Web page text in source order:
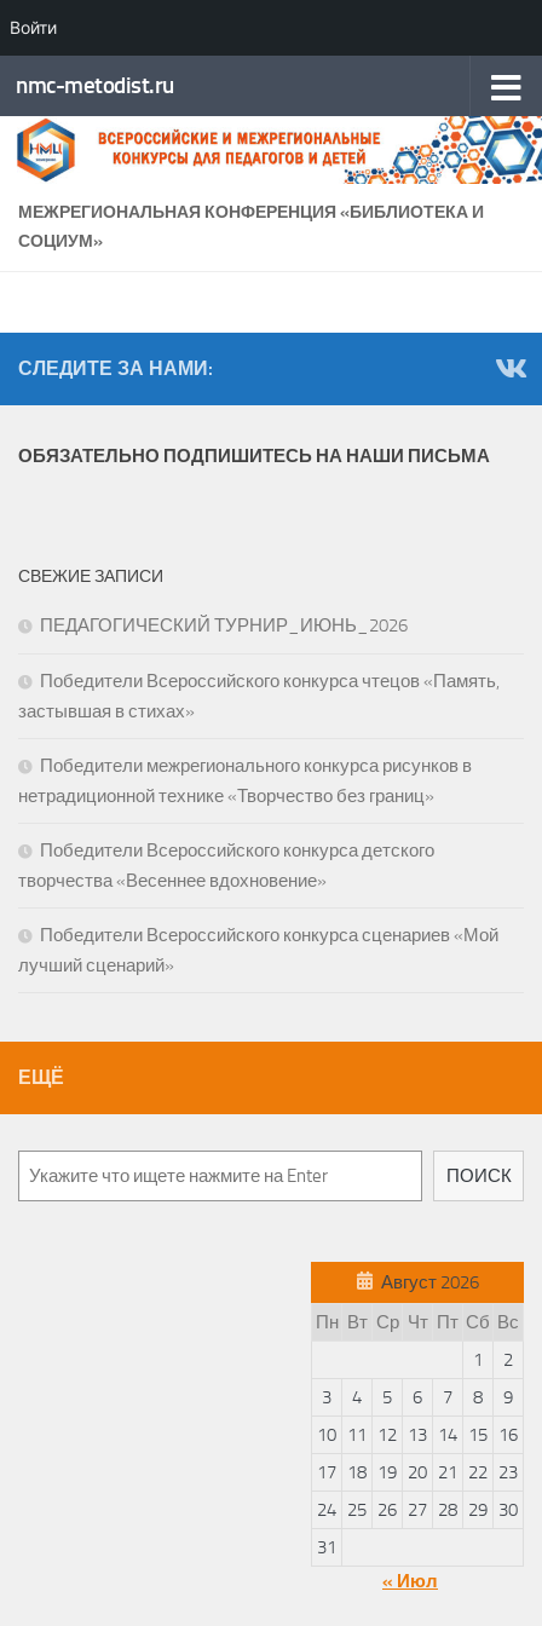
ВойтиПерейти к содержимому
nmc-metodist.ru
МЕЖРЕГИОНАЛЬНАЯ КОНФЕРЕНЦИЯ «БИБЛИОТЕКА И
СОЦИУМ»
СЛЕДИТЕ ЗА НАМИ:
ОБЯЗАТЕЛЬНО ПОДПИШИТЕСЬ НА НАШИ ПИСЬМА
СВЕЖИЕ ЗАПИСИ
ПЕДАГОГИЧЕСКИЙ ТУРНИР_ИЮНЬ_2026
Победители Всероссийского конкурса чтецов «Память,
застывшая в стихах»
Победители межрегионального конкурса рисунков в
нетрадиционной технике «Творчество без границ»
Победители Всероссийского конкурса детского
творчества «Весеннее вдохновение»
Победители Всероссийского конкурса сценариев «Мой
лучший сценарий»
ЕЩЁ
ПОИСК
Август 2026
Пн Вт Ср Чт Пт Сб Вс
1
2
3
4 5 6 7 8
9
10
11 12 13 14 15
16
17
18 19 20 21 22 23
24 25 26 27 28 29 30
31
« Июл